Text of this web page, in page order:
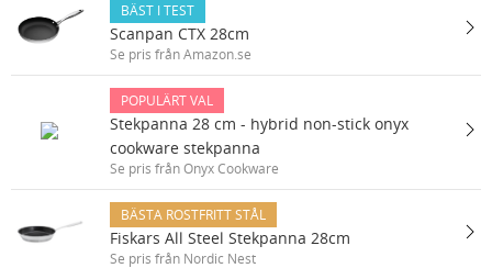
BÄST I TEST
Scanpan CTX 28cm
Se pris från Amazon.se
POPULÄRT VAL
Stekpanna 28 cm - hybrid non-stick onyx
cookware stekpanna
Se pris från Onyx Cookware
BÄSTA ROSTFRITT STÅL
Fiskars All Steel Stekpanna 28cm
Se pris från Nordic Nest